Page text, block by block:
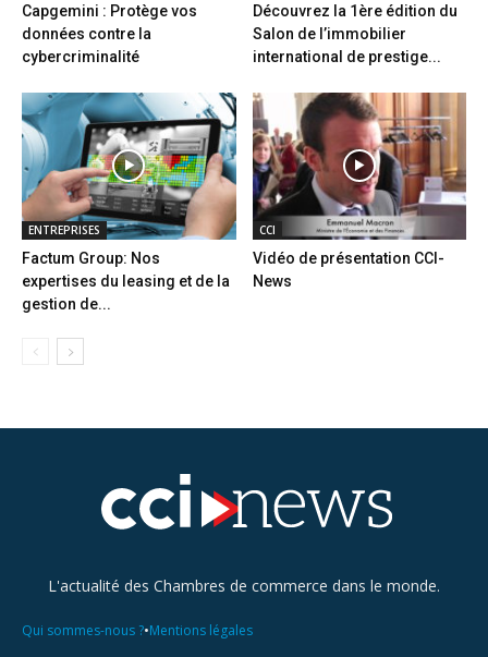
Capgemini : Protège vos
données contre la
cybercriminalité
Découvrez la 1ère édition du
Salon de l’immobilier
international de prestige...
ENTREPRISES
Factum Group: Nos
expertises du leasing et de la
gestion de...
CCI
Vidéo de présentation CCI-
News
L'actualité des Chambres de commerce dans le monde.
Qui sommes-nous ?•Mentions légales